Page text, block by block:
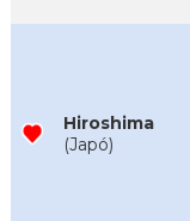
Hiroshima
(Japó)